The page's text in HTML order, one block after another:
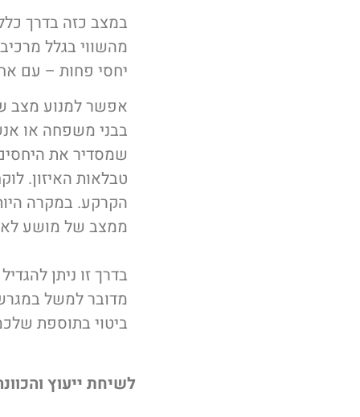
מהשווי בגלל
יחסי פחות – עם
אפשר למנוע מצב
בבני משפחה או
שמסדיר את
טבלאות האיזון.
הקרקע. במקרה
ממצב של מושע
בדרך זו ניתן
מדובר למשל
ביטוי בתוספת
לשיחת ייעוץ